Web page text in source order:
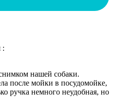
:
нашей собаки.
после мойки в посудомойке,
ручка немного неудобная, но